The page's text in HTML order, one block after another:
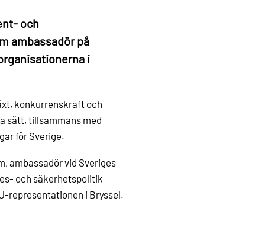
och
ambassadör på
i
konkurrenskraft och
sätt, tillsammans med
för Sverige.
ambassadör vid Sveriges
och säkerhetspolitik
representationen i Bryssel.